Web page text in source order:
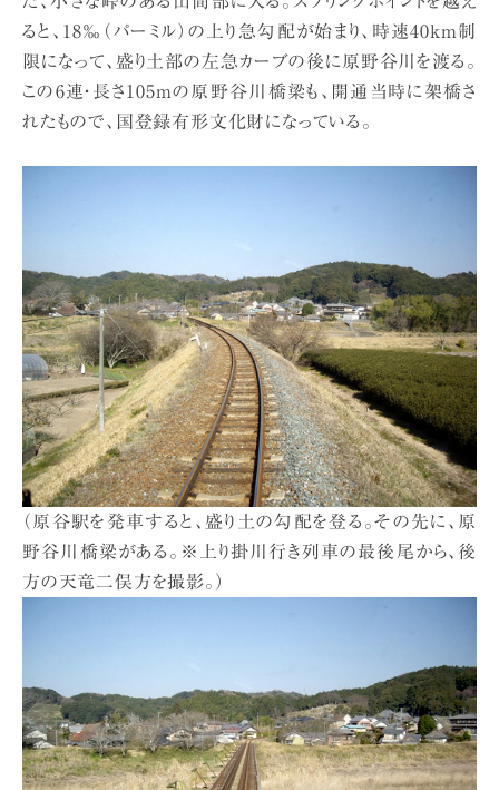
ると、18‰（パーミル）の上り急勾配が始まり、時速40km制
限になって、盛り土部の左急カーブの後に原野谷川を渡る。
この6連・長さ105mの原野谷川橋梁も、開通当時に架橋さ
れたもので、国登録有形文化財になっている。
（原谷駅を発車すると、盛り土の勾配を登る。その先に、原
野谷川橋梁がある。※上り掛川行き列車の最後尾から、後
方の天竜二俣方を撮影。）